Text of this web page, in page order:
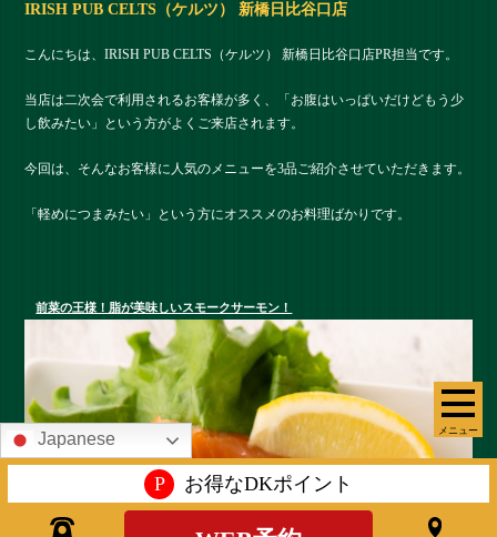
メニュー
IRISH PUB CELTS（ケルツ） 新橋日比谷口店
こんにちは、IRISH PUB CELTS（ケルツ） 新橋日比谷口店PR担当です。
当店は二次会で利用されるお客様が多く、「お腹はいっぱいだけどもう少
し飲みたい」という方がよくご来店されます。
今回は、そんなお客様に人気のメニューを3品ご紹介させていただきます。
「軽めにつまみたい」という方にオススメのお料理ばかりです。
前菜の王様！脂が美味しいスモークサーモン！
Japanese
P お得なDKポイント